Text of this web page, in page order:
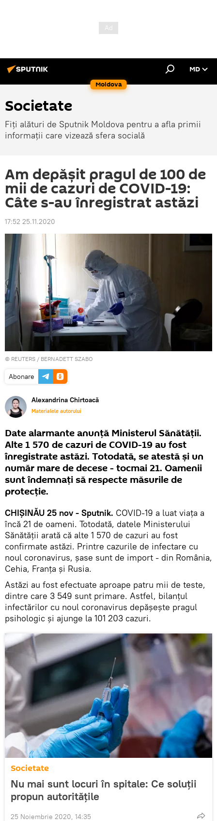
Moldova
MD
Societate
Fiți alături de Sputnik Moldova pentru a afla primii
informații care vizează sfera socială
Am depășit pragul de 100 de
mii de cazuri de COVID-19:
Câte s-au înregistrat astăzi
17:52 25.11.2020
© REUTERS / BERNADETT SZABO
Abonare
Alexandrina Chirtoacă
Materialele autorului
Date alarmante anunță Ministerul Sănătății.
Alte 1 570 de cazuri de COVID-19 au fost
înregistrate astăzi. Totodată, se atestă și un
număr mare de decese - tocmai 21. Oamenii
sunt îndemnați să respecte măsurile de
protecție.
CHIȘINĂU 25 nov - Sputnik. COVID-19 a luat viața a
încă 21 de oameni. Totodată, datele Ministerului
Sănătății arată că alte 1 570 de cazuri au fost
confirmate astăzi. Printre cazurile de infectare cu
noul coronavirus, șase sunt de import - din România,
Cehia, Franța și Rusia.
Astăzi au fost efectuate aproape patru mii de teste,
dintre care 3 549 sunt primare. Astfel, bilanțul
infectărilor cu noul coronavirus depășește pragul
psihologic și ajunge la 101 203 cazuri.
Societate
Nu mai sunt locuri în spitale: Ce soluții
propun autoritățile
25 Noiembrie 2020, 14:35